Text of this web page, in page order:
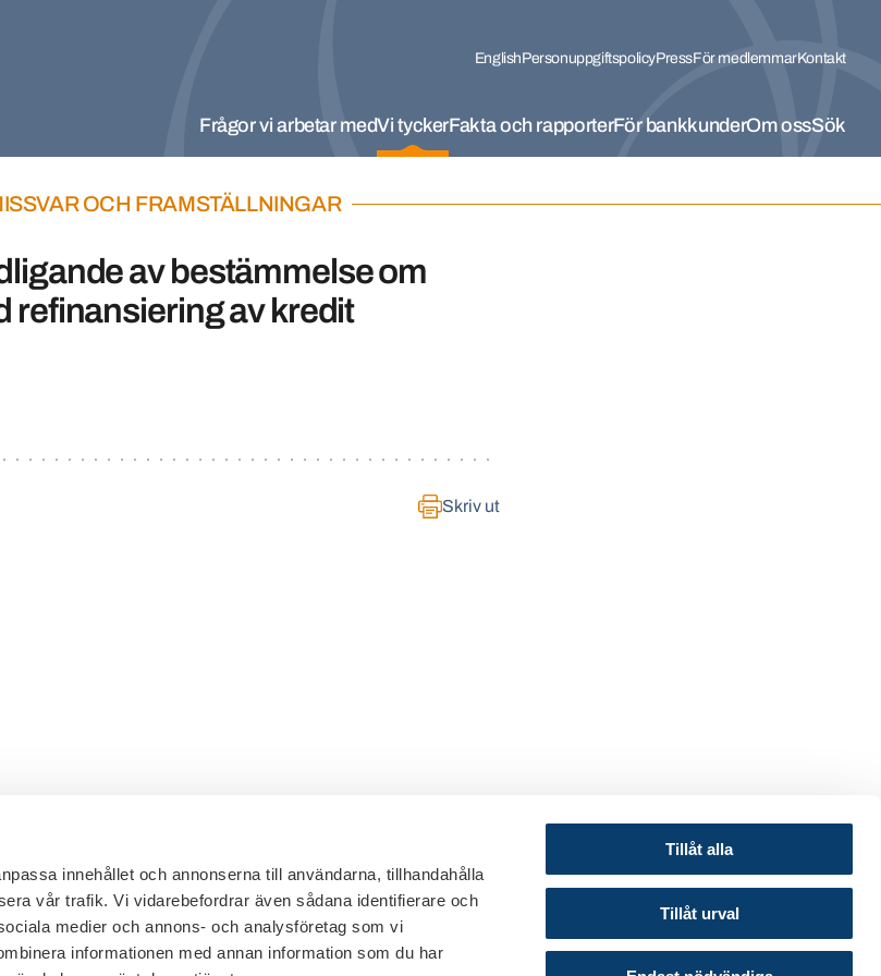
innehållet och annonserna till användarna, tillhandahålla
vår trafik. Vi vidarebefordrar även sådana identifierare och
medier och annons- och analysföretag som vi
informationen med annan information som du har
Tillåt alla
Tillåt urval
EnglishPersonuppgiftspolicyPressFör medlemmarKontakt
Frågor vi arbetar medVi tyckerFakta och rapporterFör bankkunderOm ossSök
OCH FRAMSTÄLLNINGAR
av bestämmelse om
refinansiering av kredit
Skriv ut
Telefon växel: 08 - 453 44 00
E-post:info@financesweden.se
© 2024 Svenska Bankföreningen
Cookies